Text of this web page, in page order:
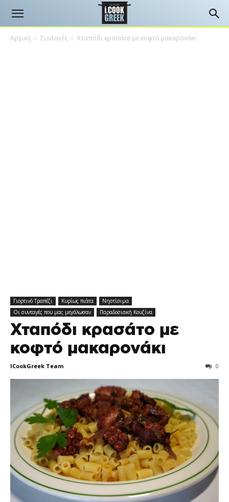
Αρχική Συνταγές Χταπόδι κρασάτο με κοφτό μακαρονάκι
Γιορτινό Tραπέζι Κυρίως πιάτα
Νηστίσιμα
Οι συνταγές που μας μεγάλωσαν
Παραδοσιακή Κουζίνα
Χταπόδι κρασάτο με
κοφτό μακαρονάκι
ICookGreek Team 0